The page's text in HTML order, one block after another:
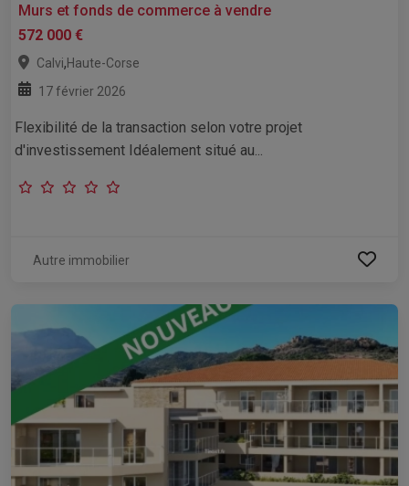
Murs et fonds de commerce à vendre
572 000 €
Calvi,Haute-Corse
17 février 2026
Flexibilité de la transaction selon votre projet
d'investissement Idéalement situé au...
Autre immobilier